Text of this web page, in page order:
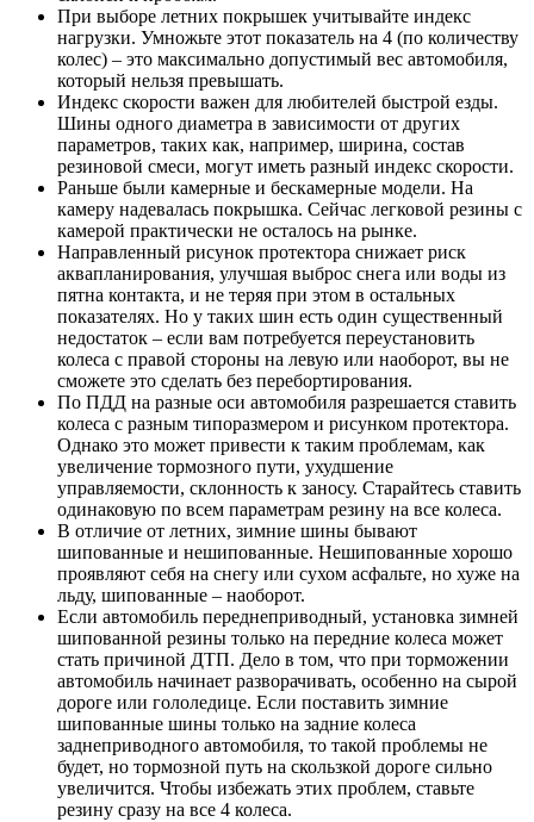
При выборе летних покрышек учитывайте индекс
нагрузки. Умножьте этот показатель на 4 (по количеству
колес) – это максимально допустимый вес автомобиля,
который нельзя превышать.
Индекс скорости важен для любителей быстрой езды.
Шины одного диаметра в зависимости от других
параметров, таких как, например, ширина, состав
резиновой смеси, могут иметь разный индекс скорости.
Раньше были камерные и бескамерные модели. На
камеру надевалась покрышка. Сейчас легковой резины с
камерой практически не осталось на рынке.
Направленный рисунок протектора снижает риск
аквапланирования, улучшая выброс снега или воды из
пятна контакта, и не теряя при этом в остальных
показателях. Но у таких шин есть один существенный
недостаток – если вам потребуется переустановить
колеса с правой стороны на левую или наоборот, вы не
сможете это сделать без перебортирования.
По ПДД на разные оси автомобиля разрешается ставить
колеса с разным типоразмером и рисунком протектора.
Однако это может привести к таким проблемам, как
увеличение тормозного пути, ухудшение
управляемости, склонность к заносу. Старайтесь ставить
одинаковую по всем параметрам резину на все колеса.
В отличие от летних, зимние шины бывают
шипованные и нешипованные. Нешипованные хорошо
проявляют себя на снегу или сухом асфальте, но хуже на
льду, шипованные – наоборот.
Если автомобиль переднеприводный, установка зимней
шипованной резины только на передние колеса может
стать причиной ДТП. Дело в том, что при торможении
автомобиль начинает разворачивать, особенно на сырой
дороге или гололедице. Если поставить зимние
шипованные шины только на задние колеса
заднеприводного автомобиля, то такой проблемы не
будет, но тормозной путь на скользкой дороге сильно
увеличится. Чтобы избежать этих проблем, ставьте
резину сразу на все 4 колеса.